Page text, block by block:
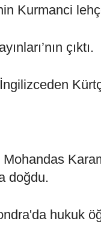
Kurmanci
çıktı.
doğdu.
hukuk